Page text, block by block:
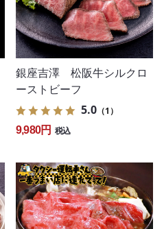
銀座吉澤 松阪牛シルクロ
ーストビーフ
5.0 （1）
9,980円 税込